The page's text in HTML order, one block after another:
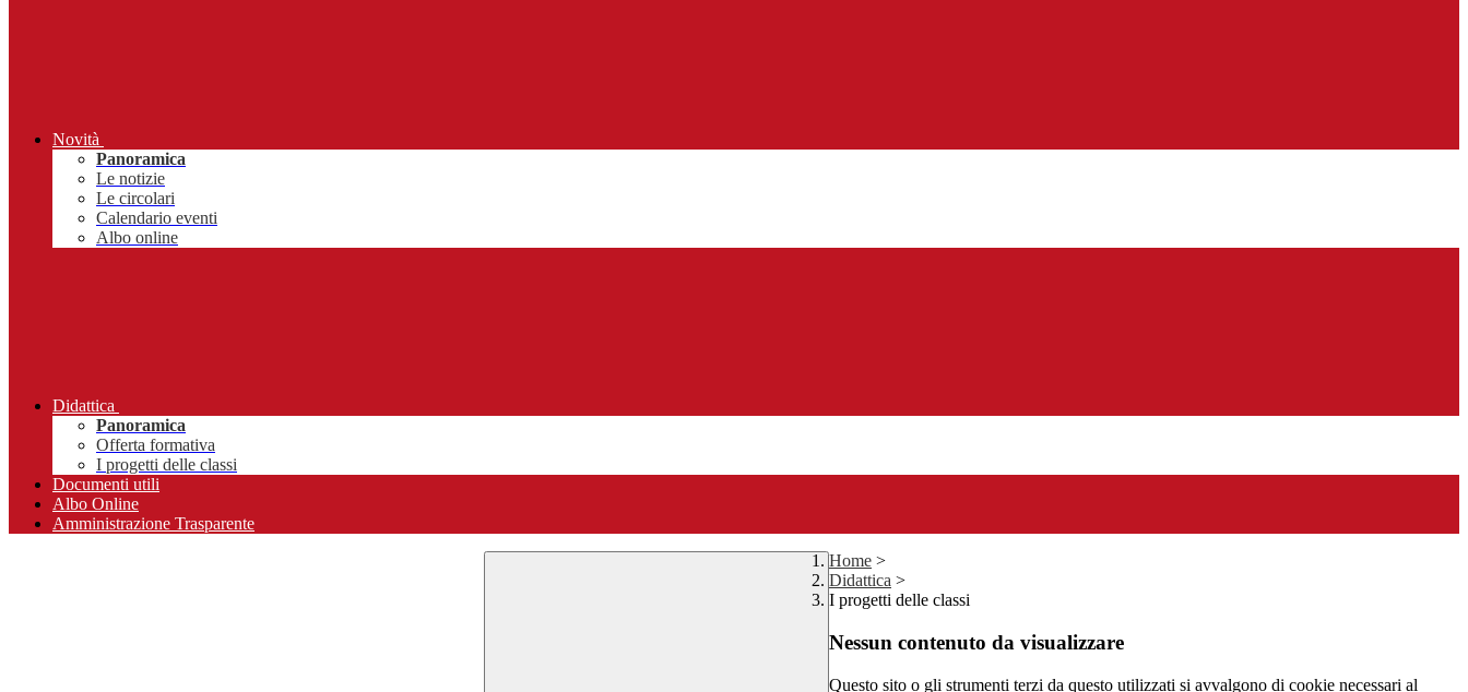
Novità
Panoramica
Le notizie
Le circolari
Calendario eventi
Albo online
Didattica
Panoramica
Offerta formativa
I progetti delle classi
Documenti utili
Albo Online
Amministrazione Trasparente
Home >
Didattica >
I progetti delle classi
Nessun contenuto da visualizzare
Questo sito o gli strumenti terzi da questo utilizzati si avvalgono di cookie necessari al